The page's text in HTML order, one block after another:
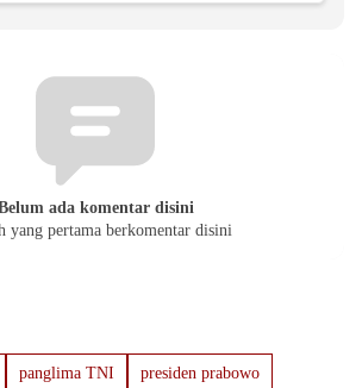
ada komentar disini
yang pertama berkomentar disini
panglima TNI presiden prabowo